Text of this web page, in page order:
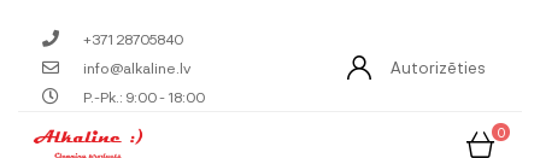
+371 28705840
info@alkaline.lv
P.-Pk.: 9:00 - 18:00
Autorizēties
0